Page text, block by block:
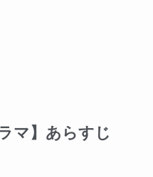
マ】あらすじ